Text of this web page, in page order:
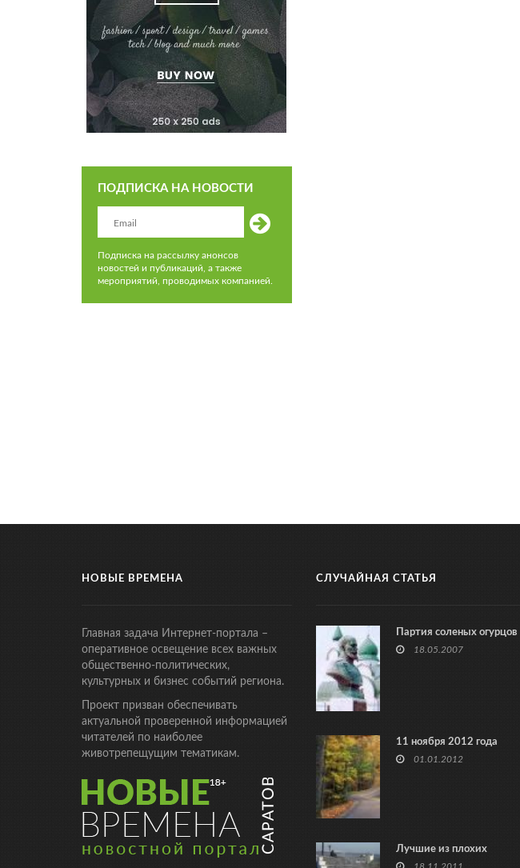
ПОДПИСКА НА НОВОСТИ
Подписка на рассылку анонсов
новостей и публикаций, а также
мероприятий, проводимых компанией.
НОВЫЕ ВРЕМЕНА
Главная задача Интернет-портала –
оперативное освещение всех важных
общественно-политических,
культурных и бизнес событий региона.
Проект призван обеспечивать
актуальной проверенной информацией
читателей по наиболее
животрепещущим тематикам.
СЛУЧАЙНАЯ СТАТЬЯ
Партия соленых огурцов
18.05.2007
11 ноября 2012 года
01.01.2012
Лучшие из плохих